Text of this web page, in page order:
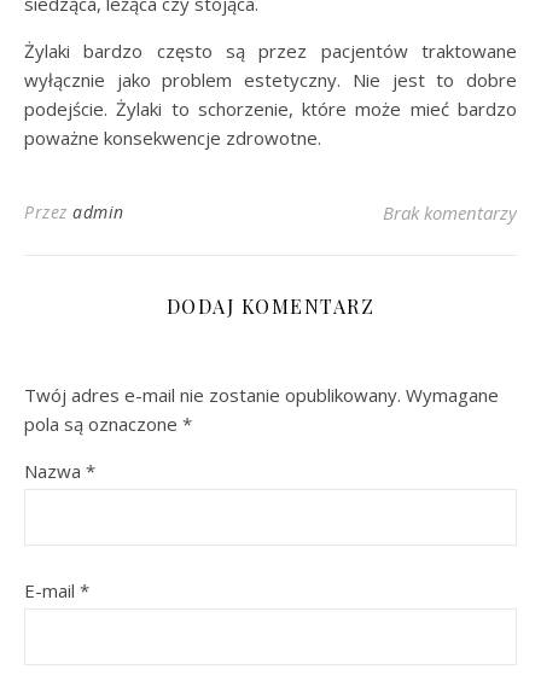
Żylaki bardzo często są przez pacjentów traktowane
wyłącznie jako problem estetyczny. Nie jest to dobre
podejście. Żylaki to schorzenie, które może mieć bardzo
poważne konsekwencje zdrowotne.
Przez admin Brak komentarzy
DODAJ KOMENTARZ
Twój adres e-mail nie zostanie opublikowany. Wymagane
pola są oznaczone *
Nazwa *
E-mail *